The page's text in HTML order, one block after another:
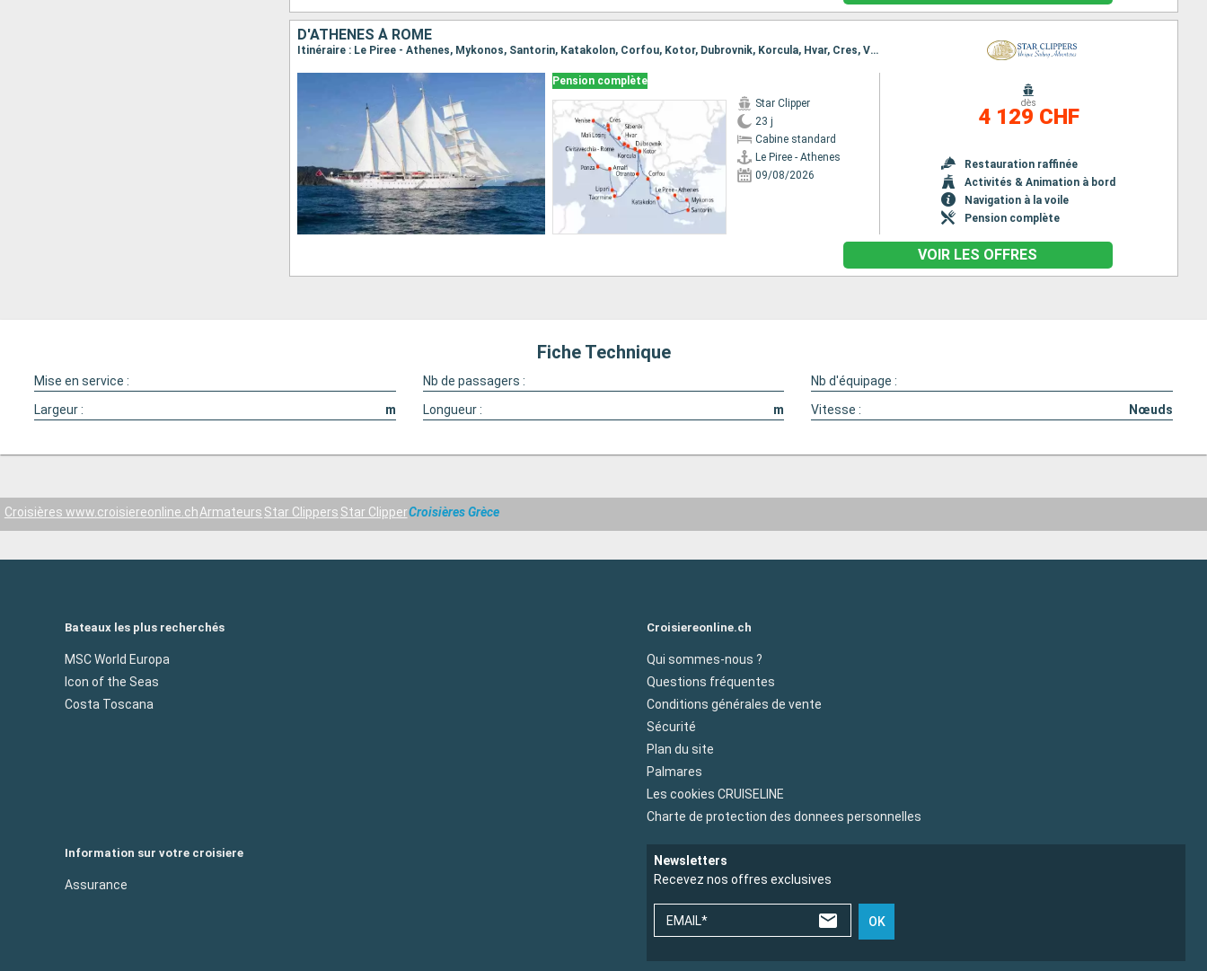
D'ATHÈNES À ROME
Itinéraire : Le Piree - Athenes, Mykonos, Santorin, Katakolon, Corfou, Kotor, Dubrovnik, Korcula, Hvar, Cres, Venise, Mali Losinj, Sibenik, Dubrovnik, Kotor, Otranto, Taormine, Lipari, Amalfi, Ponza, Civitavecchia - Rome
Pension complète
Star Clipper
23 j
Cabine standard
Le Piree - Athenes
09/08/2026
dès
4 129 CHF
Restauration raffinée
Activités & Animation à bord
Navigation à la voile
Pension complète
VOIR LES OFFRES
Fiche Technique
Mise en service : Nb de passagers :
Nb d'équipage :
Largeur :
m Longueur : m Vitesse : Nœuds
Croisières www.croisiereonline.chArmateurs Star Clippers Star ClipperCroisières Grèce
Bateaux les plus recherchés
MSC World Europa
Icon of the Seas
Costa Toscana
Croisiereonline.ch
Qui sommes-nous ?
Questions fréquentes
Conditions générales de vente
Sécurité
Plan du site
Palmares
Les cookies CRUISELINE
Charte de protection des donnees personnelles
Information sur votre croisiere
Assurance
Newsletters
Recevez nos offres exclusives
EMAIL* OK